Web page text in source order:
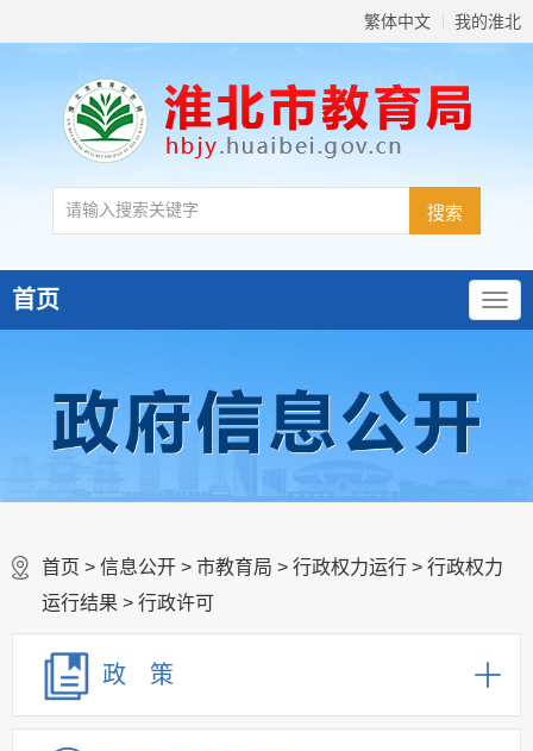
繁体中文 我的淮北
首页
首页 > 信息公开 > 市教育局 > 行政权力运行 > 行政权力
运行结果 > 行政许可
政 策